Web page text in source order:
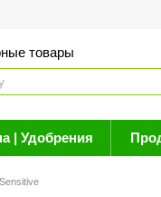
товары
| Удобрения